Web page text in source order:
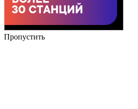
Пропустить